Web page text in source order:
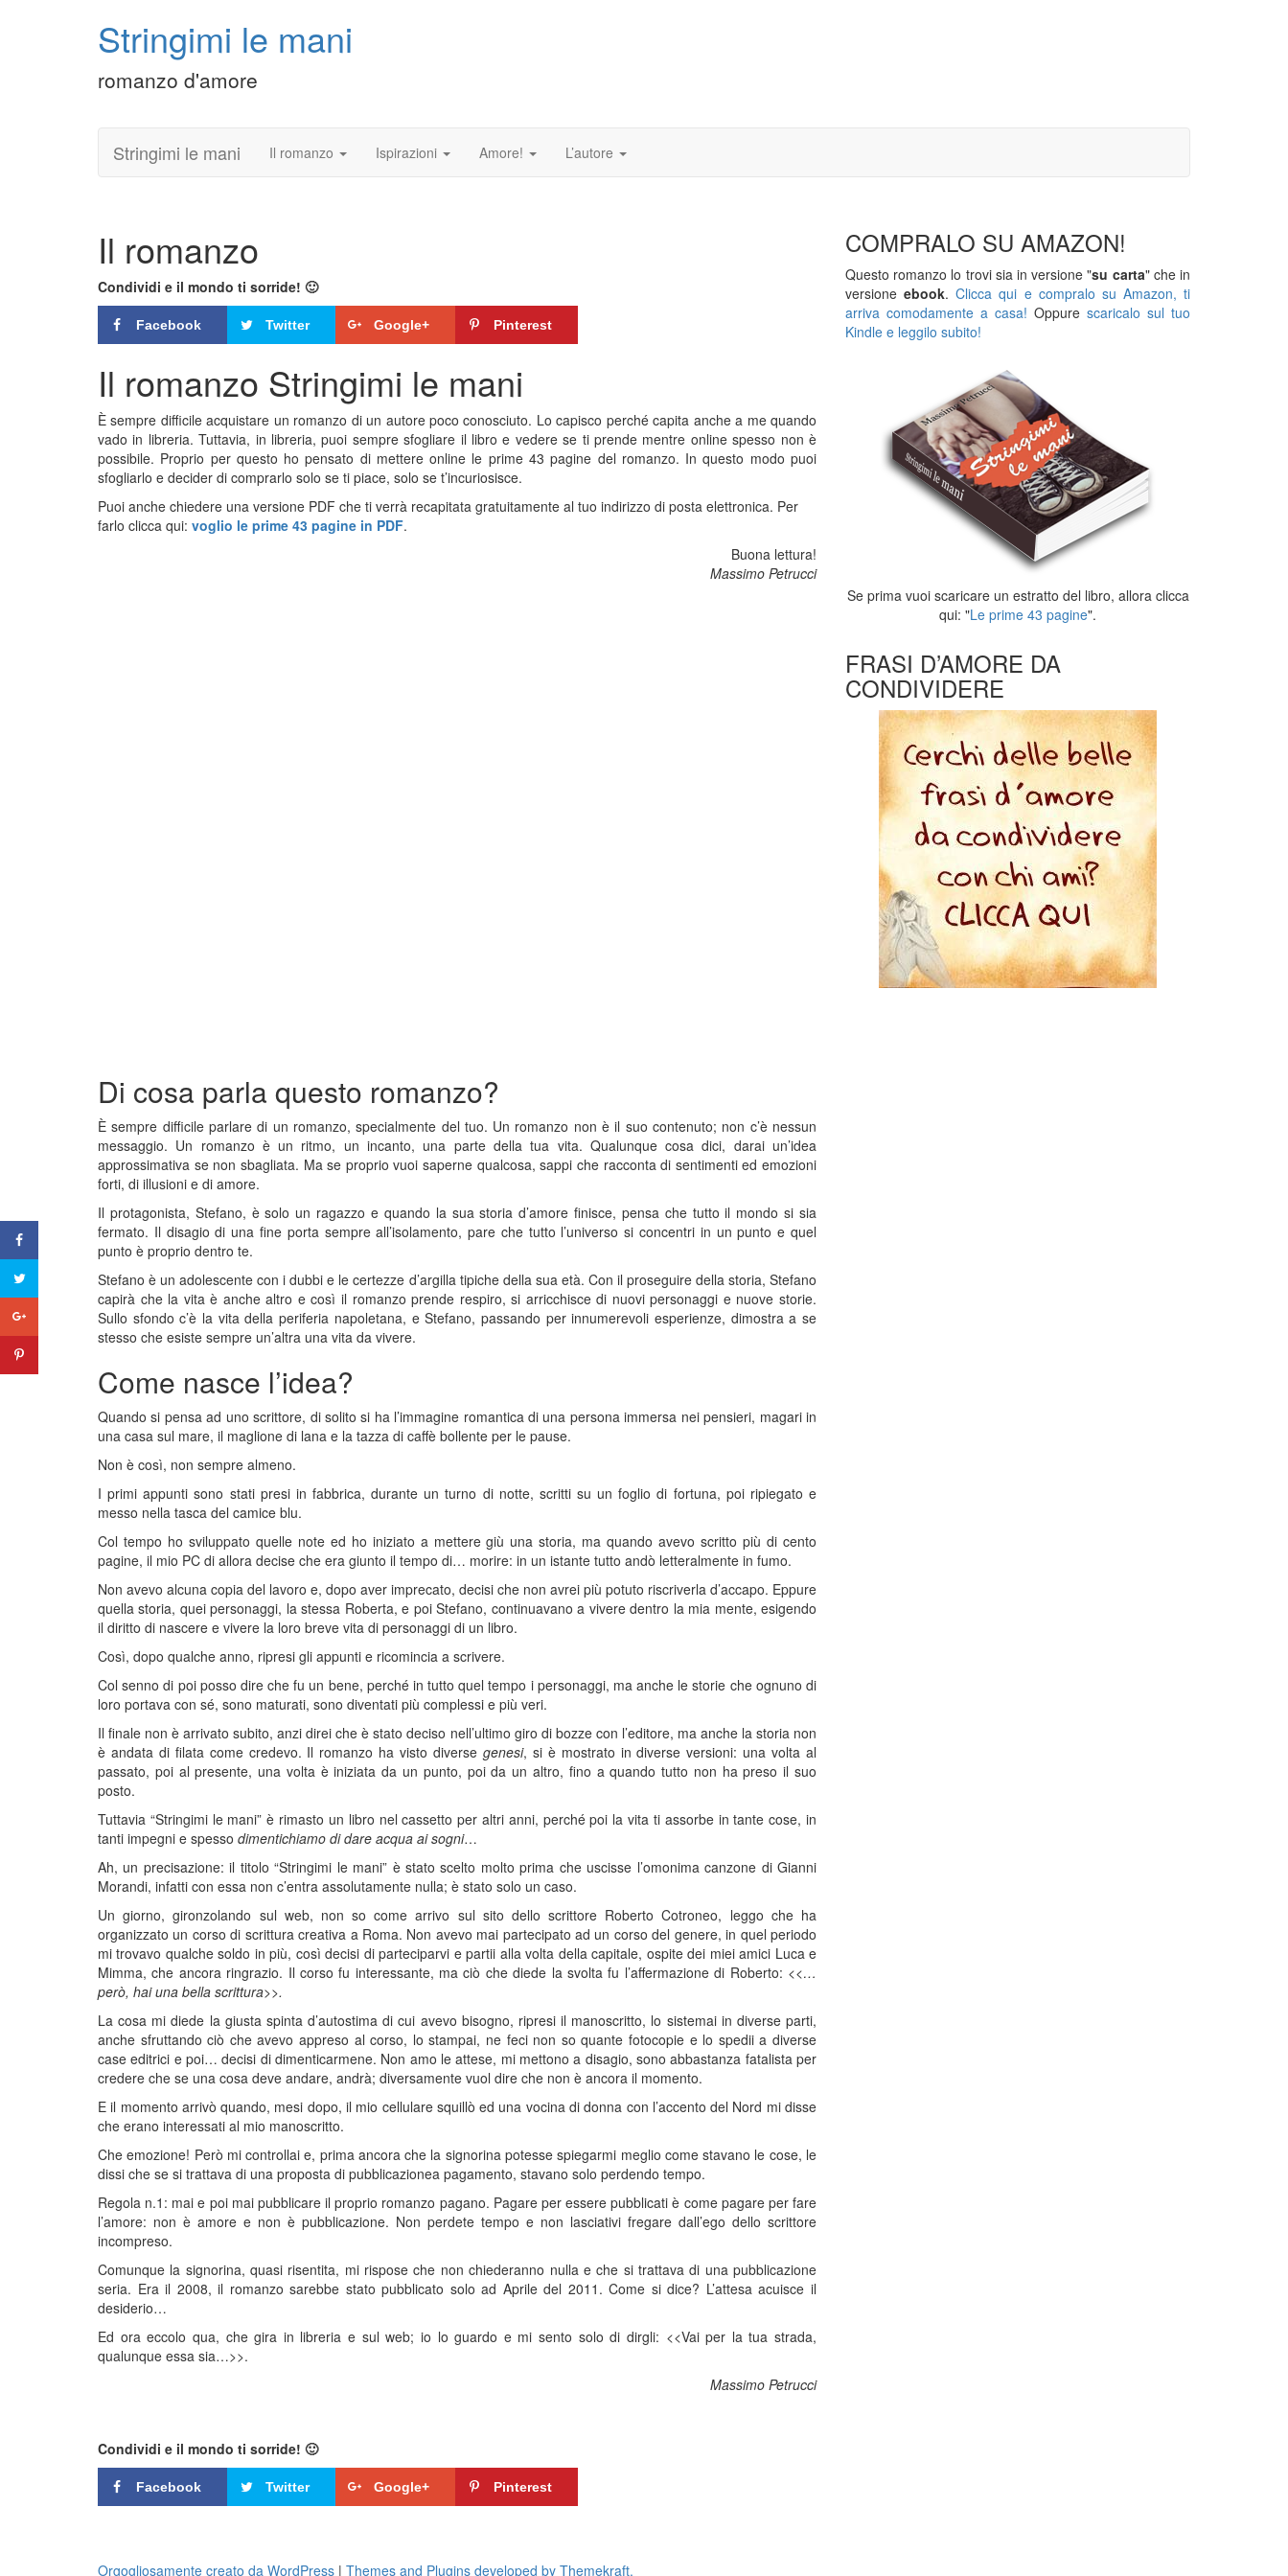
Stringimi le mani
romanzo d'amore
Stringimi le mani Il romanzo Ispirazioni Amore! L’autore
Il romanzo
Condividi e il mondo ti sorride! 🙂
Facebook Twitter Google+ Pinterest
Il romanzo Stringimi le mani
È sempre difficile acquistare un romanzo di un autore poco conosciuto. Lo capisco perché capita anche a me quando
vado in libreria. Tuttavia, in libreria, puoi sempre sfogliare il libro e vedere se ti prende mentre online spesso non è
possibile. Proprio per questo ho pensato di mettere online le prime 43 pagine del romanzo. In questo modo puoi
sfogliarlo e decider di comprarlo solo se ti piace, solo se t’incuriosisce.
Puoi anche chiedere una versione PDF che ti verrà recapitata gratuitamente al tuo indirizzo di posta elettronica. Per
farlo clicca qui: voglio le prime 43 pagine in PDF.
Buona lettura!
Massimo Petrucci
Di cosa parla questo romanzo?
È sempre difficile parlare di un romanzo, specialmente del tuo. Un romanzo non è il suo contenuto; non c’è nessun
messaggio. Un romanzo è un ritmo, un incanto, una parte della tua vita. Qualunque cosa dici, darai un’idea
approssimativa se non sbagliata. Ma se proprio vuoi saperne qualcosa, sappi che racconta di sentimenti ed emozioni
forti, di illusioni e di amore.
Il protagonista, Stefano, è solo un ragazzo e quando la sua storia d’amore finisce, pensa che tutto il mondo si sia
fermato. Il disagio di una fine porta sempre all’isolamento, pare che tutto l’universo si concentri in un punto e quel
punto è proprio dentro te.
Stefano è un adolescente con i dubbi e le certezze d’argilla tipiche della sua età. Con il proseguire della storia, Stefano
capirà che la vita è anche altro e così il romanzo prende respiro, si arricchisce di nuovi personaggi e nuove storie.
Sullo sfondo c’è la vita della periferia napoletana, e Stefano, passando per innumerevoli esperienze, dimostra a se
stesso che esiste sempre un’altra una vita da vivere.
Come nasce l’idea?
Quando si pensa ad uno scrittore, di solito si ha l’immagine romantica di una persona immersa nei pensieri, magari in
una casa sul mare, il maglione di lana e la tazza di caffè bollente per le pause.
Non è così, non sempre almeno.
I primi appunti sono stati presi in fabbrica, durante un turno di notte, scritti su un foglio di fortuna, poi ripiegato e
messo nella tasca del camice blu.
Col tempo ho sviluppato quelle note ed ho iniziato a mettere giù una storia, ma quando avevo scritto più di cento
pagine, il mio PC di allora decise che era giunto il tempo di… morire: in un istante tutto andò letteralmente in fumo.
Non avevo alcuna copia del lavoro e, dopo aver imprecato, decisi che non avrei più potuto riscriverla d’accapo. Eppure
quella storia, quei personaggi, la stessa Roberta, e poi Stefano, continuavano a vivere dentro la mia mente, esigendo
il diritto di nascere e vivere la loro breve vita di personaggi di un libro.
Così, dopo qualche anno, ripresi gli appunti e ricomincia a scrivere.
Col senno di poi posso dire che fu un bene, perché in tutto quel tempo i personaggi, ma anche le storie che ognuno di
loro portava con sé, sono maturati, sono diventati più complessi e più veri.
Il finale non è arrivato subito, anzi direi che è stato deciso nell’ultimo giro di bozze con l’editore, ma anche la storia non
è andata di filata come credevo. Il romanzo ha visto diverse genesi, si è mostrato in diverse versioni: una volta al
passato, poi al presente, una volta è iniziata da un punto, poi da un altro, fino a quando tutto non ha preso il suo
posto.
Tuttavia “Stringimi le mani” è rimasto un libro nel cassetto per altri anni, perché poi la vita ti assorbe in tante cose, in
tanti impegni e spesso dimentichiamo di dare acqua ai sogni…
Ah, un precisazione: il titolo “Stringimi le mani” è stato scelto molto prima che uscisse l’omonima canzone di Gianni
Morandi, infatti con essa non c’entra assolutamente nulla; è stato solo un caso.
Un giorno, gironzolando sul web, non so come arrivo sul sito dello scrittore Roberto Cotroneo, leggo che ha
organizzato un corso di scrittura creativa a Roma. Non avevo mai partecipato ad un corso del genere, in quel periodo
mi trovavo qualche soldo in più, così decisi di parteciparvi e partii alla volta della capitale, ospite dei miei amici Luca e
Mimma, che ancora ringrazio. Il corso fu interessante, ma ciò che diede la svolta fu l’affermazione di Roberto: <<…
però, hai una bella scrittura>>.
La cosa mi diede la giusta spinta d’autostima di cui avevo bisogno, ripresi il manoscritto, lo sistemai in diverse parti,
anche sfruttando ciò che avevo appreso al corso, lo stampai, ne feci non so quante fotocopie e lo spedii a diverse
case editrici e poi… decisi di dimenticarmene. Non amo le attese, mi mettono a disagio, sono abbastanza fatalista per
credere che se una cosa deve andare, andrà; diversamente vuol dire che non è ancora il momento.
E il momento arrivò quando, mesi dopo, il mio cellulare squillò ed una vocina di donna con l’accento del Nord mi disse
che erano interessati al mio manoscritto.
Che emozione! Però mi controllai e, prima ancora che la signorina potesse spiegarmi meglio come stavano le cose, le
dissi che se si trattava di una proposta di pubblicazionea pagamento, stavano solo perdendo tempo.
Regola n.1: mai e poi mai pubblicare il proprio romanzo pagano. Pagare per essere pubblicati è come pagare per fare
l’amore: non è amore e non è pubblicazione. Non perdete tempo e non lasciativi fregare dall’ego dello scrittore
incompreso.
Comunque la signorina, quasi risentita, mi rispose che non chiederanno nulla e che si trattava di una pubblicazione
seria. Era il 2008, il romanzo sarebbe stato pubblicato solo ad Aprile del 2011. Come si dice? L’attesa acuisce il
desiderio…
Ed ora eccolo qua, che gira in libreria e sul web; io lo guardo e mi sento solo di dirgli: <<Vai per la tua strada,
qualunque essa sia…>>.
Massimo Petrucci
Condividi e il mondo ti sorride! 🙂
Facebook Twitter Google+ Pinterest
COMPRALO SU AMAZON!
Questo romanzo lo trovi sia in versione "su carta" che in
versioneebook.Clicca qui e compralo su Amazon, ti
arriva comodamente a casa! Oppure scaricalo sul tuo
Kindle e leggilo subito!
Se prima vuoi scaricare un estratto del libro, allora clicca
qui: "Le prime 43 pagine".
FRASI D’AMORE DA
CONDIVIDERE
Orgogliosamente creato da WordPress | Themes and Plugins developed by Themekraft.